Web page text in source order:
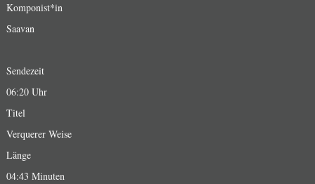
Komponist*in
Saavan
Sendezeit
06:20 Uhr
Titel
Verquerer Weise
Länge
04:43 Minuten